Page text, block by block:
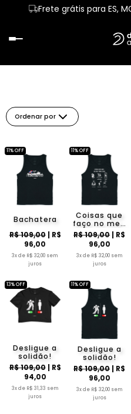
Frete grátis para ES,
Ordenar por
Bachatera
R$ 109,00| R$
96,00
3x de R$ 32,00 sem
juros
11% OFF
Coisas que
faço no meu
tempo livre
R$ 109,00| R$
96,00
3x de R$ 32,00 sem
juros
11% OFF
Desligue a
solidão!
R$ 109,00| R$
94,00
3x de R$ 31,33 sem
juros
13% OFF
Desligue a
solidão!
R$ 109,00| R$
96,00
3x de R$ 32,00 sem
juros
11% OFF